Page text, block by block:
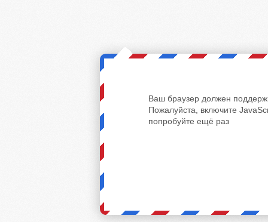
Ваш браузер должен
Пожалуйста, включите
попробуйте ещё раз